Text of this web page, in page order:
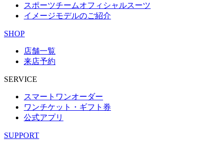
スポーツチームオフィシャルスーツ
イメージモデルのご紹介
SHOP
店舗一覧
来店予約
SERVICE
スマートワンオーダー
ワンチケット・ギフト券
公式アプリ
SUPPORT